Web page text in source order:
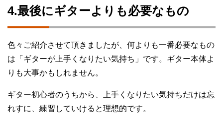
4.最後にギターよりも必要なもの
色々ご紹介させて頂きましたが、何よりも一番必要なもの
は「ギターが上手くなりたい気持ち」です。ギター本体よ
りも大事かもしれません。
ギター初心者のうちから、上手くなりたい気持ちだけは忘
れすに、練習していけると理想的です。